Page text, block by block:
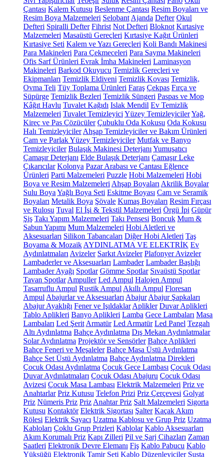
Çantası Kalem Kutusu Beslenme Çantası Resim Boyaları ve
Resim Boya Malzemeleri Selobant Ajanda Defter Okul
Defteri Spiralli Defter Fihrist Not Defteri Bloknot Kırtasiye
Malzemeleri Masaüstü Gereçleri Kırtasiye Kağıt Ürünleri
Kırtasiye Seti Kalem ve Yazı Gereçleri Koli Bandı Makinesi
Para Makineleri Para Çekmeceleri Para Sayma Makineleri
Ofis Sarf Ürünleri Evrak İmha Makineleri Laminasyon
Makineleri Barkod Okuyucu Temizlik Gereçleri ve
Ekipmanları Temizlik Eldiveni Temizlik Kovası Temizlik,
Ovma Teli Tüy Toplama Ürünleri Faraş Çekpas Fırça ve
Süpürge Temizlik Bezleri Temizlik Süngeri Paspas ve Mop
Kâğıt Havlu Tuvalet Kağıdı Islak Mendil Ev Temizlik
Malzemeleri Tuvalet Temizleyici Yüzey TemizleyicilerYağ,
Kireç ve Pas Çözücüler Çubuklu Oda Kokusu Oda Kokusu
Halı Temizleyiciler Ahşap Temizleyiciler ve Bakım Ürünleri
Cam ve Parlak Yüzey Temizleyiciler Mutfak ve Banyo
Temizleyiciler Bulaşık Makinesi Deterjanı Yumuşatıcı
Çamaşır Deterjanı Elde Bulaşık Deterjanı Çamaşır Leke
Çıkarıcılar Kolonya Pazar Arabası ve Çantası Eğlence
Ürünleri Parti Malzemeleri Puzzle Hobi Malzemeleri Hobi
Boya ve Resim Malzemeleri Ahşap Boyaları Akrilik Boyalar
Sulu Boya Yağlı Boya Seti Eskitme Boyası Cam ve Seramik
Boyaları Metalik Boya Şövale Kumaş Boyaları Resim Fırçası
ve Rulosu Tuval El İşi & Tekstil Malzemeleri Örgü İpi Güpür
Şiş Takı Yapım Malzemeleri Takı Pensesi Boncuk Mum &
Sabun Yapımı Mum Malzemeleri Hobi Aletleri ve
Aksesuarları Silikon Tabancaları Diğer Hobi Aletleri Taş
Boyama & Mozaik AYDINLATMA VE ELEKTRİK Ev
Aydınlatmaları Avizeler Sarkıt Avizeler Plafonyer Avizeler
Lambaderler ve Aksesuarları Lambader Lambader Başlığı
Lambader Ayağı Spotlar Gömme Spotlar Sıvaüstü Spotlar
Tavan Spotlar Ampuller Led Ampul Halojen Ampul
Tasarruflu Ampul Rustik Ampul Akıllı Ampul Floresan
Ampul Abajurlar ve Aksesuarları Abajur Abajur Şapkaları
Abajur Ayaklığı Fener ve Işıldaklar Aplikler Duvar Aplikleri
Tablo Aplikleri Banyo Aplikleri Lamba Gece Lambaları Masa
Lambaları Led Şerit Armatür Led Armatür Led Panel Tezgah
Altı Aydınlatma Bahçe Aydınlatma Dış Mekan Aydınlatmalar
Solar Aydınlatma Projektör ve Sensörler Bahçe Aplikleri
Bahçe Feneri ve Meşaleler Bahçe Masa Üstü Aydınlatma
Bahçe Set Üstü Aydınlatma Bahçe Aydınlatma Direkleri
Çocuk Odası Aydınlatma Çocuk Gece Lambası Çocuk Odası
Duvar Aydınlatmaları Çocuk Odası Abajuru Çocuk Odası
Avizesi Çocuk Masa Lambası Elektrik Malzemeleri Priz ve
Anahtarlar Priz Kutusu Telefon Prizi Priz Çerçevesi Golyat
Priz Nümeris Priz Priz Anahtar Priz Şalt Malzemeleri Sigorta
Kutusu Kontaktör Elektrik Sigortası Şalter Kaçak Akım
Rölesi Elektrik Sayacı Uzatma Kablosu ve Grup Priz Uzatma
Kabloları Çoklu Grup Prizleri Kablolar Kablo Aksesuarları
Akım Korumalı Priz Kapı Zilleri Pil ve Şarj Cihazları Zaman
Saatleri Elektronik Devre Elemanı Fiş Kablo Pabucu Kablo
Yüksüğü Elektronik Tamir Seti Kablo Düzenleyiciler Susta